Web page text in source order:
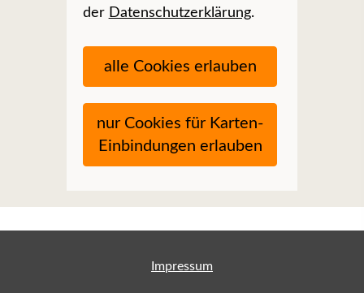
der Datenschutzerklärung.
alle Cookies erlauben
nur Cookies für Karten-
Einbindungen erlauben
Impressum